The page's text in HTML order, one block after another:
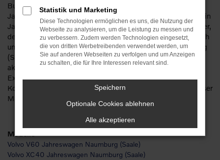
Bundesstraße und Autobahn gewachsen sind. Volvo
Jahreswagen sind Gebrauchtfahrzeuge, die gerade einmal ein
Jahr alt sind. Teilweise sind die Modelle natürlich auch jünger,
denn bei den zwölf Monate seit Erstzulassung handelt es sich
um einen Maximalwert. Kundinnen und Kunden in Naumburg
(Saale) steigen somit meist noch in ein Modell aus der
aktuellen Generation und erfreuen sich an allen aktuellen
Extras und Assistenzsystemen. Die Vorteile liegen in mehr
Komfort aber auch einer herausragenden Sicherheit, die dieser
Marke ohnehin zueigen ist.
Modelle
Volvo V60 Jahreswagen Naumburg (Saale)
Volvo XC40 Jahreswagen Naumburg (Saale)
Statistik und Marketing
Diese Technologien ermöglichen es uns, die Nutzung der
Webseite zu analysieren, um die Leistung zu messen und
zu verbessern. Zudem werden Technologien eingesetzt,
die von dritten Werbetreibenden verwendet werden, um
Sie auf anderen Webseiten zu verfolgen und um Anzeigen
zu schalten, die für Ihre Interessen relevant sind.
Speichern
Optionale Cookies ablehnen
Alle akzeptieren